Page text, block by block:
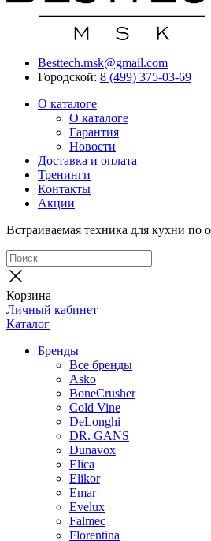
Besttech.msk@gmail.com
Городской: 8 (499) 375-03-69
О каталоге
О каталоге
Гарантия
Новости
Доставка и оплата
Тренинги
Контакты
Акции
Встраиваемая техника для кухни по
Корзина
Личный кабинет
Каталог
Бренды
Все бренды
Asko
BoneCrusher
Cold Vine
DeLonghi
DR. GANS
Dunavox
Elica
Elikor
Emar
Evelux
Falmec
Florentina